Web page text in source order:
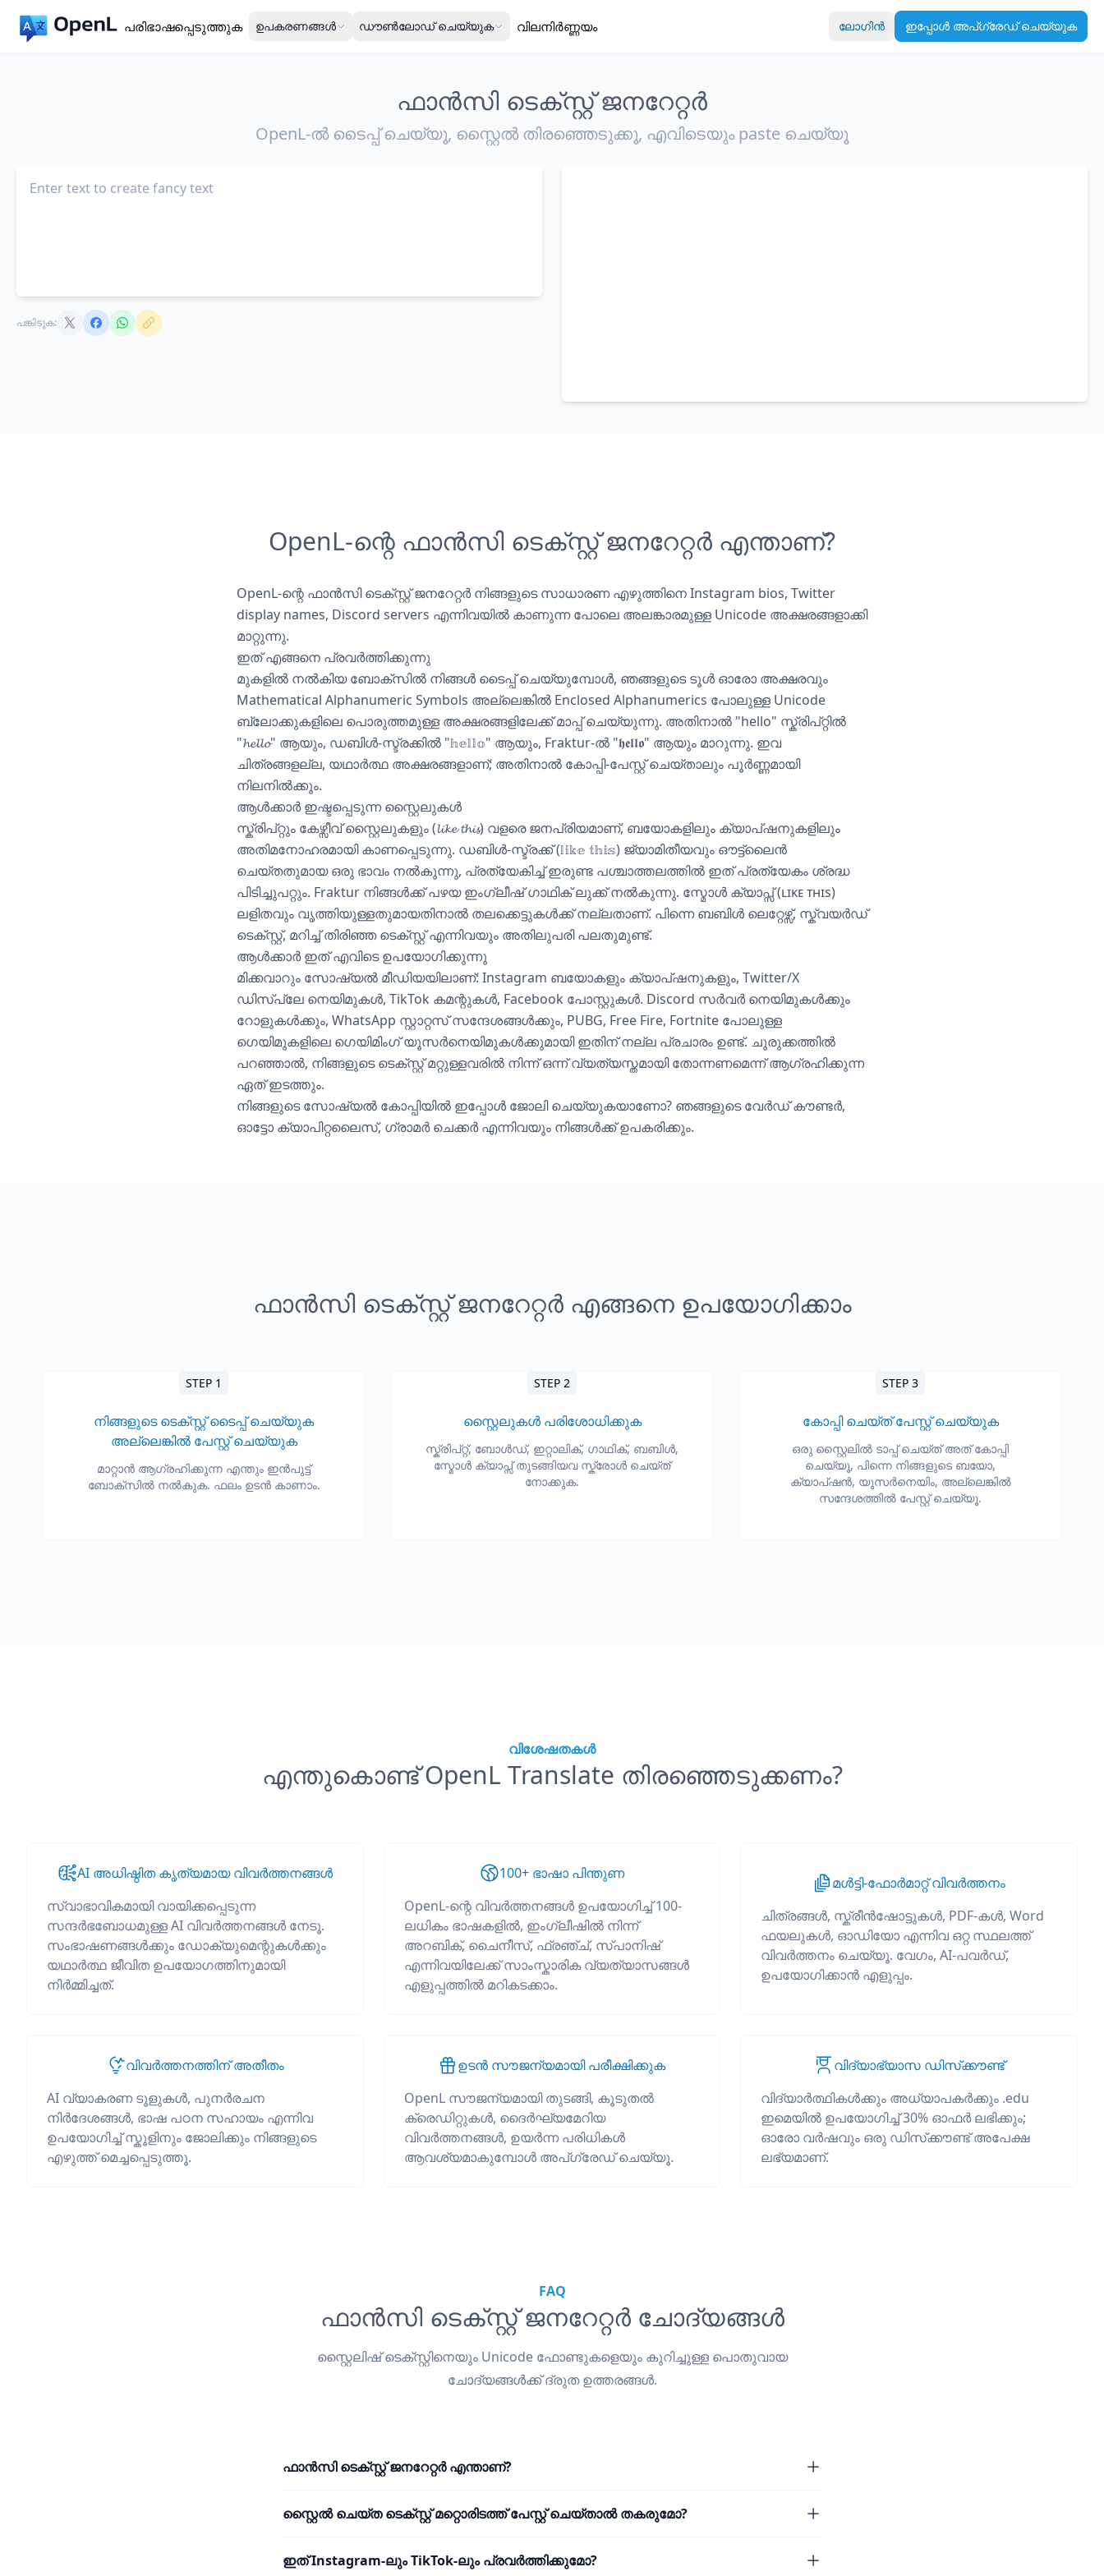
പരിഭാഷപ്പെടുത്തുക ഉപകരണങ്ങൾ ഡൗൺലോഡ് ചെയ്യുക വിലനിർണ്ണയം ലോഗിൻ ഇപ്പോൾ അപ്‌ഗ്രേഡ് ചെയ്യുക
ഫാൻസി ടെക്സ്റ്റ് ജനറേറ്റർ
OpenL-ൽ ടൈപ്പ് ചെയ്യൂ, സ്റ്റൈൽ തിരഞ്ഞെടുക്കൂ, എവിടെയും paste ചെയ്യൂ
പങ്കിടുക:
OpenL-ന്റെ ഫാൻസി ടെക്സ്റ്റ് ജനറേറ്റർ എന്താണ്?
OpenL-ന്റെ ഫാൻസി ടെക്സ്റ്റ് ജനറേറ്റർ നിങ്ങളുടെ സാധാരണ എഴുത്തിനെ Instagram bios, Twitter
display names, Discord servers എന്നിവയിൽ കാണുന്ന പോലെ അലങ്കാരമുള്ള Unicode അക്ഷരങ്ങളാക്കി
മാറ്റുന്നു.
ഇത് എങ്ങനെ പ്രവർത്തിക്കുന്നു
മുകളിൽ നൽകിയ ബോക്സിൽ നിങ്ങൾ ടൈപ്പ് ചെയ്യുമ്പോൾ, ഞങ്ങളുടെ ടൂൾ ഓരോ അക്ഷരവും
Mathematical Alphanumeric Symbols അല്ലെങ്കിൽ Enclosed Alphanumerics പോലുള്ള Unicode
ബ്ലോക്കുകളിലെ പൊരുത്തമുള്ള അക്ഷരങ്ങളിലേക്ക് മാപ്പ് ചെയ്യുന്നു. അതിനാൽ "hello" സ്ക്രിപ്റ്റിൽ
"𝓱𝓮𝓵𝓵𝓸" ആയും, ഡബിൾ-സ്ട്രക്കിൽ "𝕙𝕖𝕝𝕝𝕠" ആയും, Fraktur-ൽ "𝖍𝖊𝖑𝖑𝖔" ആയും മാറുന്നു. ഇവ
ചിത്രങ്ങളല്ല, യഥാർത്ഥ അക്ഷരങ്ങളാണ്; അതിനാൽ കോപ്പി-പേസ്റ്റ് ചെയ്താലും പൂർണ്ണമായി
നിലനിൽക്കും.
ആൾക്കാർ ഇഷ്ടപ്പെടുന്ന സ്റ്റൈലുകൾ
സ്ക്രിപ്റ്റും കേഴ്സീവ് സ്റ്റൈലുകളും (𝓵𝓲𝓴𝓮 𝓽𝓱𝓲𝓼) വളരെ ജനപ്രിയമാണ്, ബയോകളിലും ക്യാപ്ഷനുകളിലും
അതിമനോഹരമായി കാണപ്പെടുന്നു. ഡബിൾ-സ്ട്രക്ക് (𝕝𝕚𝕜𝕖 𝕥𝕙𝕚𝕤) ജ്യാമിതീയവും ഔട്ട്‌ലൈൻ
ചെയ്തതുമായ ഒരു ഭാവം നൽകുന്നു, പ്രത്യേകിച്ച് ഇരുണ്ട പശ്ചാത്തലത്തിൽ ഇത് പ്രത്യേകം ശ്രദ്ധ
പിടിച്ചുപറ്റും. Fraktur നിങ്ങൾക്ക് പഴയ ഇംഗ്ലീഷ് ഗാഥിക് ലുക്ക് നൽകുന്നു. സ്മോൾ ക്യാപ്സ് (ʟɪᴋᴇ ᴛʜɪs)
ലളിതവും വൃത്തിയുള്ളതുമായതിനാൽ തലക്കെട്ടുകൾക്ക് നല്ലതാണ്. പിന്നെ ബബിൾ ലെറ്റേഴ്സ്, സ്ക്വയർഡ്
ടെക്സ്റ്റ്, മറിച്ച് തിരിഞ്ഞ ടെക്സ്റ്റ് എന്നിവയും അതിലുപരി പലതുമുണ്ട്.
ആൾക്കാർ ഇത് എവിടെ ഉപയോഗിക്കുന്നു
മിക്കവാറും സോഷ്യൽ മീഡിയയിലാണ്: Instagram ബയോകളും ക്യാപ്ഷനുകളും, Twitter/X
ഡിസ്‌പ്ലേ നെയിമുകൾ, TikTok കമന്റുകൾ, Facebook പോസ്റ്റുകൾ. Discord സർവർ നെയിമുകൾക്കും
റോളുകൾക്കും, WhatsApp സ്റ്റാറ്റസ് സന്ദേശങ്ങൾക്കും, PUBG, Free Fire, Fortnite പോലുള്ള
ഗെയിമുകളിലെ ഗെയിമിംഗ് യൂസർനെയിമുകൾക്കുമായി ഇതിന് നല്ല പ്രചാരം ഉണ്ട്. ചുരുക്കത്തിൽ
പറഞ്ഞാൽ, നിങ്ങളുടെ ടെക്സ്റ്റ് മറ്റുള്ളവരിൽ നിന്ന് ഒന്ന് വ്യത്യസ്തമായി തോന്നണമെന്ന് ആഗ്രഹിക്കുന്ന
ഏത് ഇടത്തും.
നിങ്ങളുടെ സോഷ്യൽ കോപ്പിയിൽ ഇപ്പോൾ ജോലി ചെയ്യുകയാണോ? ഞങ്ങളുടെവേർഡ് കൗണ്ടർ,
ഓട്ടോ ക്യാപിറ്റലൈസ്, ഗ്രാമർ ചെക്കർഎന്നിവയും നിങ്ങൾക്ക് ഉപകരിക്കും.
ഫാൻസി ടെക്സ്റ്റ് ജനറേറ്റർ എങ്ങനെ ഉപയോഗിക്കാം
STEP 1
നിങ്ങളുടെ ടെക്സ്റ്റ് ടൈപ്പ് ചെയ്യുക
അല്ലെങ്കിൽ പേസ്റ്റ് ചെയ്യുക
മാറ്റാൻ ആഗ്രഹിക്കുന്ന എന്തും ഇൻപുട്ട്
ബോക്സിൽ നൽകുക. ഫലം ഉടൻ കാണാം.
STEP 2
സ്റ്റൈലുകൾ പരിശോധിക്കുക
സ്ക്രിപ്റ്റ്, ബോൾഡ്, ഇറ്റാലിക്, ഗാഥിക്, ബബിൾ,
സ്മോൾ ക്യാപ്സ് തുടങ്ങിയവ സ്ക്രോൾ ചെയ്ത്
നോക്കുക.
STEP 3
കോപ്പി ചെയ്ത് പേസ്റ്റ് ചെയ്യുക
ഒരു സ്റ്റൈലിൽ ടാപ്പ് ചെയ്ത് അത് കോപ്പി
ചെയ്യൂ, പിന്നെ നിങ്ങളുടെ ബയോ,
ക്യാപ്ഷൻ, യൂസർനെയിം, അല്ലെങ്കിൽ
സന്ദേശത്തിൽ പേസ്റ്റ് ചെയ്യൂ.
വിശേഷതകൾ
എന്തുകൊണ്ട് OpenL Translate തിരഞ്ഞെടുക്കണം?
AI അധിഷ്ഠിത കൃത്യമായ വിവർത്തനങ്ങൾ
സ്വാഭാവികമായി വായിക്കപ്പെടുന്ന
സന്ദർഭബോധമുള്ള AI വിവർത്തനങ്ങൾ നേടൂ.
സംഭാഷണങ്ങൾക്കും ഡോക്യുമെന്റുകൾക്കും
യഥാർത്ഥ ജീവിത ഉപയോഗത്തിനുമായി
നിർമ്മിച്ചത്.
100+ ഭാഷാ പിന്തുണ
OpenL-ന്റെ വിവർത്തനങ്ങൾ ഉപയോഗിച്ച് 100-
ലധികം ഭാഷകളിൽ, ഇംഗ്ലീഷിൽ നിന്ന്
അറബിക്, ചൈനീസ്, ഫ്രഞ്ച്, സ്പാനിഷ്
എന്നിവയിലേക്ക് സാംസ്കാരിക വ്യത്യാസങ്ങൾ
എളുപ്പത്തിൽ മറികടക്കാം.
മൾട്ടി-ഫോർമാറ്റ് വിവർത്തനം
ചിത്രങ്ങൾ, സ്ക്രീൻഷോട്ടുകൾ, PDF-കൾ, Word
ഫയലുകൾ, ഓഡിയോ എന്നിവ ഒറ്റ സ്ഥലത്ത്
വിവർത്തനം ചെയ്യൂ. വേഗം, AI-പവർഡ്,
ഉപയോഗിക്കാൻ എളുപ്പം.
വിവർത്തനത്തിന് അതീതം
AI വ്യാകരണ ടൂളുകൾ, പുനർരചന
നിർദേശങ്ങൾ, ഭാഷ പഠന സഹായം എന്നിവ
ഉപയോഗിച്ച് സ്കൂളിനും ജോലിക്കും നിങ്ങളുടെ
എഴുത്ത് മെച്ചപ്പെടുത്തൂ.
ഉടൻ സൗജന്യമായി പരീക്ഷിക്കുക
OpenL സൗജന്യമായി തുടങ്ങി, കൂടുതൽ
ക്രെഡിറ്റുകൾ, ദൈർഘ്യമേറിയ
വിവർത്തനങ്ങൾ, ഉയർന്ന പരിധികൾ
ആവശ്യമാകുമ്പോൾ അപ്‌ഗ്രേഡ് ചെയ്യൂ.
വിദ്യാഭ്യാസ ഡിസ്‌ക്കൗണ്ട്
വിദ്യാർത്ഥികൾക്കും അധ്യാപകർക്കും .edu
ഇമെയിൽ ഉപയോഗിച്ച് 30% ഓഫർ ലഭിക്കും;
ഓരോ വർഷവും ഒരു ഡിസ്‌ക്കൗണ്ട് അപേക്ഷ
ലഭ്യമാണ്.
FAQ
ഫാൻസി ടെക്സ്റ്റ് ജനറേറ്റർ ചോദ്യങ്ങൾ
സ്റ്റൈലിഷ് ടെക്സ്റ്റിനെയും Unicode ഫോണ്ടുകളെയും കുറിച്ചുള്ള പൊതുവായ
ചോദ്യങ്ങൾക്ക് ദ്രുത ഉത്തരങ്ങൾ.
ഫാൻസി ടെക്സ്റ്റ് ജനറേറ്റർ എന്താണ്?
സ്റ്റൈൽ ചെയ്ത ടെക്സ്റ്റ് മറ്റൊരിടത്ത് പേസ്റ്റ് ചെയ്താൽ തകരുമോ?
ഇത് Instagram-ലും TikTok-ലും പ്രവർത്തിക്കുമോ?